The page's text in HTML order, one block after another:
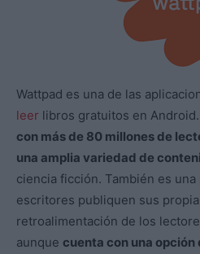
Wattpad es una de las
leer libros gratuitos en Android.
con más de 80 millones de
una amplia variedad de
ciencia ficción. También es
escritores publiquen sus
retroalimentación de los
aunque cuenta con una